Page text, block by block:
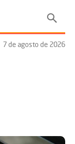
7 de agosto de 2026